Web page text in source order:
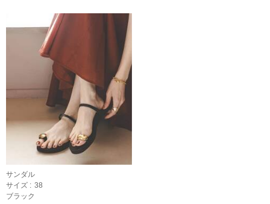
サンダル
サイズ : 38
ブラック